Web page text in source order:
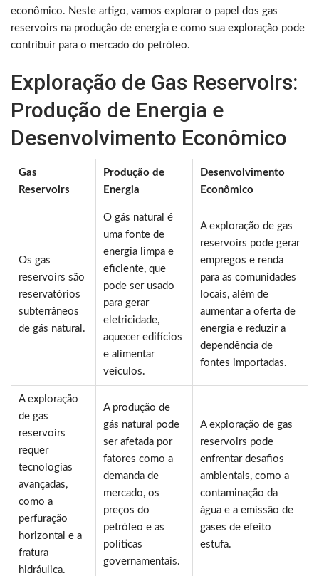
econômico. Neste artigo, vamos explorar o papel dos gas
reservoirs na produção de energia e como sua exploração pode
contribuir para o mercado do petróleo.
Exploração de Gas Reservoirs:
Produção de Energia e
Desenvolvimento Econômico
Gas
Reservoirs
Produção de
Energia
Desenvolvimento
Econômico
Os gas
reservoirs são
reservatórios
subterrâneos
de gás natural.
O gás natural é
uma fonte de
energia limpa e
eficiente, que
pode ser usado
para gerar
eletricidade,
aquecer edifícios
e alimentar
veículos.
A exploração de gas
reservoirs pode gerar
empregos e renda
para as comunidades
locais, além de
aumentar a oferta de
energia e reduzir a
dependência de
fontes importadas.
A exploração
de gas
reservoirs
requer
tecnologias
avançadas,
como a
perfuração
horizontal e a
fratura
hidráulica.
A produção de
gás natural pode
ser afetada por
fatores como a
demanda de
mercado, os
preços do
petróleo e as
políticas
governamentais.
A exploração de gas
reservoirs pode
enfrentar desafios
ambientais, como a
contaminação da
água e a emissão de
gases de efeito
estufa.